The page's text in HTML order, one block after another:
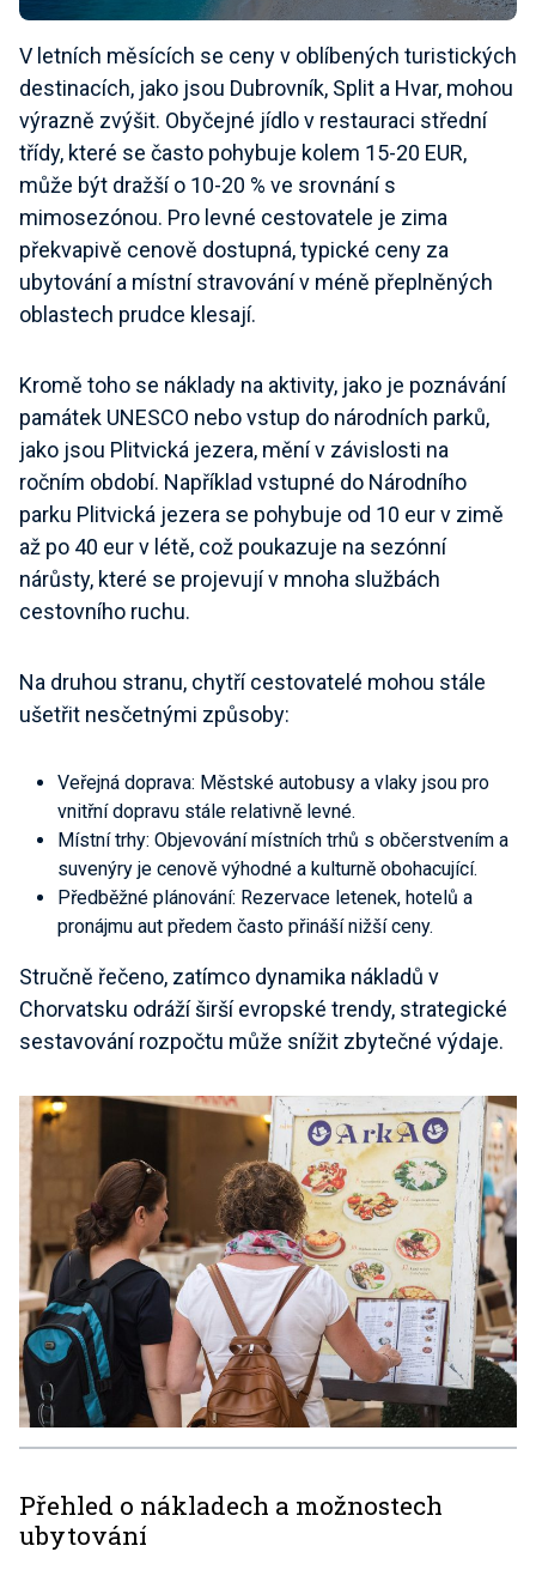
V letních měsících se ceny v oblíbených turistických
destinacích, jako jsou Dubrovník, Split a Hvar, mohou
výrazně zvýšit. Obyčejné jídlo v restauraci střední
třídy, které se často pohybuje kolem 15-20 EUR,
může být dražší o 10-20 % ve srovnání s
mimosezónou. Pro levné cestovatele je zima
překvapivě cenově dostupná, typické ceny za
ubytování a místní stravování v méně přeplněných
oblastech prudce klesají.
Kromě toho se náklady na aktivity, jako je poznávání
památek UNESCO nebo vstup do národních parků,
jako jsou Plitvická jezera, mění v závislosti na
ročním období. Například vstupné do Národního
parku Plitvická jezera se pohybuje od 10 eur v zimě
až po 40 eur v létě, což poukazuje na sezónní
nárůsty, které se projevují v mnoha službách
cestovního ruchu.
Na druhou stranu, chytří cestovatelé mohou stále
ušetřit nesčetnými způsoby:
Veřejná doprava: Městské autobusy a vlaky jsou pro
vnitřní dopravu stále relativně levné.
Místní trhy: Objevování místních trhů s občerstvením a
suvenýry je cenově výhodné a kulturně obohacující.
Předběžné plánování: Rezervace letenek, hotelů a
pronájmu aut předem často přináší nižší ceny.
Stručně řečeno, zatímco dynamika nákladů v
Chorvatsku odráží širší evropské trendy, strategické
sestavování rozpočtu může snížit zbytečné výdaje.
Přehled o nákladech a možnostech
ubytování